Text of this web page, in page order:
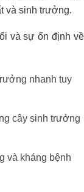
và sinh trưởng.
và sự ổn định về
nhanh tuy
cây sinh trưởng
và kháng bệnh
heo